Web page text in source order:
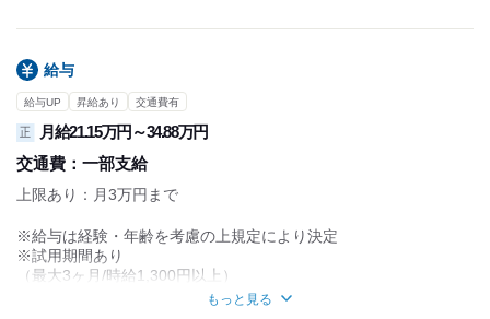
給与
給与UP 昇給あり 交通費有
正
月給21.15万円～34.88万円
交通費： 一部支給
上限あり：月3万円まで
※給与は経験・年齢を考慮の上規定により決定
※試用期間あり
（最大3ヶ月/時給1,300円以上）
もっと見る